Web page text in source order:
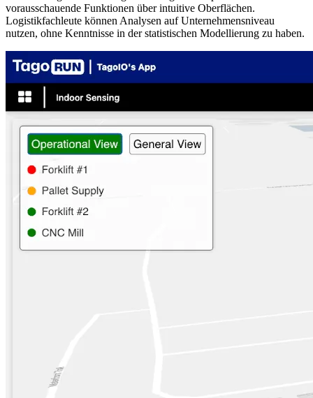
vorausschauende Funktionen über intuitive Oberflächen.
Logistikfachleute können Analysen auf Unternehmensniveau
nutzen, ohne Kenntnisse in der statistischen Modellierung zu haben.